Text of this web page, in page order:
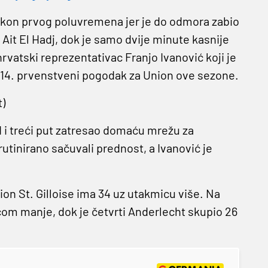
prvog poluvremena jer je do odmora zabio
El Hadj, dok je samo dvije minute kasnije
reprezentativac Franjo Ivanović koji je
prvenstveni pogodak za Union ove sezone.
treći put zatresao domaću mrežu za
sačuvali prednost, a Ivanović je
St. Gilloise ima 34 uz utakmicu više. Na
manje, dok je četvrti Anderlecht skupio 26